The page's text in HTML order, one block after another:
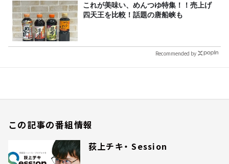
これが美味い、めんつゆ特集！！売上げ
四天王を比較！話題の唐船峡も
Recommended by
この記事の番組情報
荻上チキ・ Session